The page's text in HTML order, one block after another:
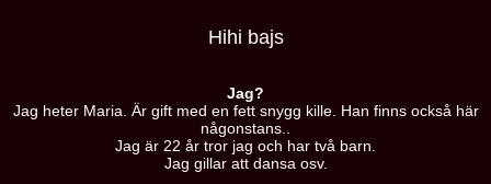
Hihi bajs
Jag?
Jag heter Maria. Är gift med en fett snygg kille. Han finns också här
någonstans..
Jag är 22 år tror jag och har två barn.
Jag gillar att dansa osv.